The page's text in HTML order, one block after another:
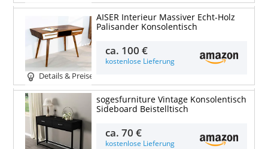
Details & Preise
AISER Interieur Massiver Echt-Holz
Palisander Konsolentisch
ca. 100 €
kostenlose Lieferung
sogesfurniture Vintage Konsolentisch
Sideboard Beistelltisch
ca.70 €
kostenlose Lieferung